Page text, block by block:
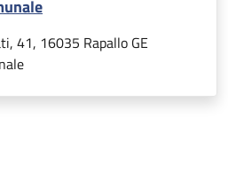
41, 16035 Rapallo GE